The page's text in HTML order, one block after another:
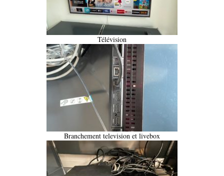
Télévision
Branchement television et livebox